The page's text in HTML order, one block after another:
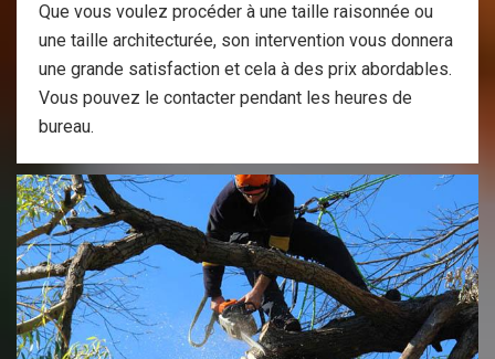
Que vous voulez procéder à une taille raisonnée ou
une taille architecturée, son intervention vous donnera
une grande satisfaction et cela à des prix abordables.
Vous pouvez le contacter pendant les heures de
bureau.